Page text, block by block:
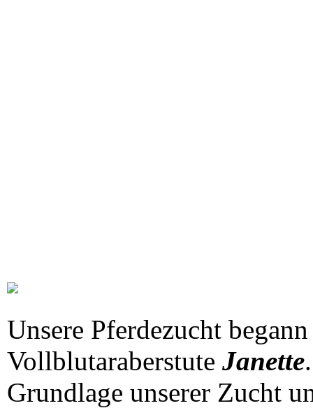
Unsere Pferdezucht
Vollblutaraberstute Janette
Grundlage unserer Zucht